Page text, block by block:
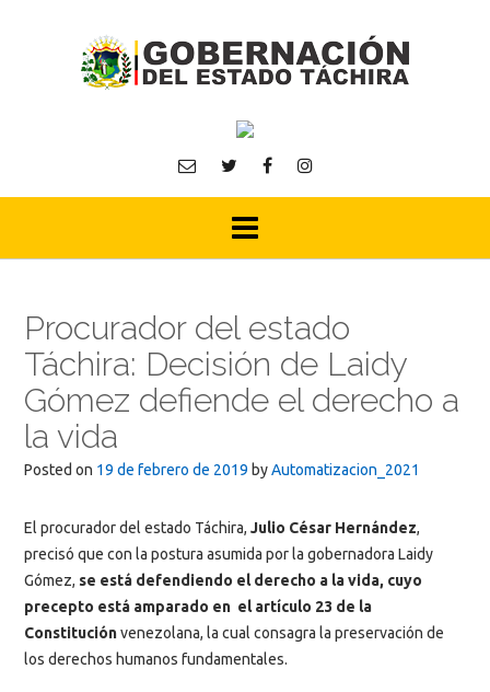
Procurador del estado
Táchira: Decisión de Laidy
Gómez defiende el derecho a
la vida
Posted on 19 de febrero de 2019 byAutomatizacion_2021
El procurador del estado Táchira, Julio César Hernández,
precisó que con la postura asumida por la gobernadora Laidy
Gómez, se está defendiendo el derecho a la vida, cuyo
precepto está amparado en el artículo 23 de la
Constituciónvenezolana, la cual consagra la preservación de
los derechos humanos fundamentales.